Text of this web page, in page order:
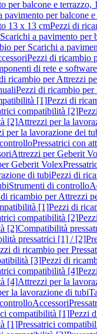
per balcone e terrazzo,
pavimento per balcone
13 x 13 cmPezzi di
Scarichi a pavimento per
per Scarichi a
Pezzi di ricambio
di rete e software
ricambio per Attrezzi
Pezzi di ricambio per
[1]Pezzi di
compatibilità [2]
[2]Attrezzi per la
per la lavorazione dei
Pressatrici con
Attrezzi per Geberit
Geberit Volex
di tubiPezzi di
Strumenti di controllo
ricambio per Attrezzi
[1]Pezzi di
compatibilità [2]
[2]Compatibilità
pressatrici [1] / [2]
di ricambio per
[3]Pezzi di
compatibilità [4]
[4]Attrezzi per la
la lavorazione di tubi
Accessori
compatibilità [1]Pezzi
[1]Pressatrici